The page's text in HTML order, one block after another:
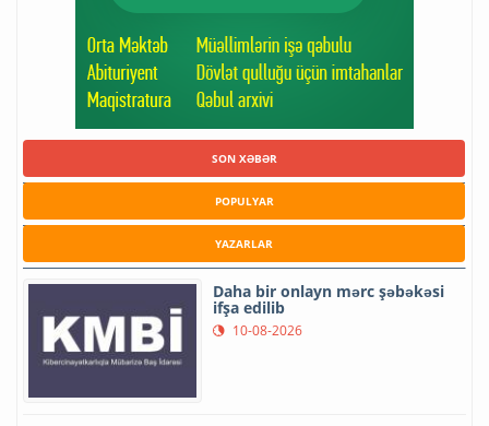
SON XƏBƏR
POPULYAR
YAZARLAR
Daha bir onlayn mərc şəbəkəsi
ifşa edilib
10-08-2026